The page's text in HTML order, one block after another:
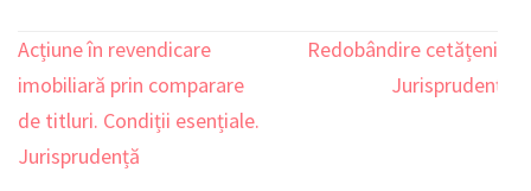
Navigare
în
articole
Acțiune în revendicare
imobiliară prin comparare
de titluri. Condiții esențiale.
Jurisprudență
Redobândire cetățenie.
Jurisprudență